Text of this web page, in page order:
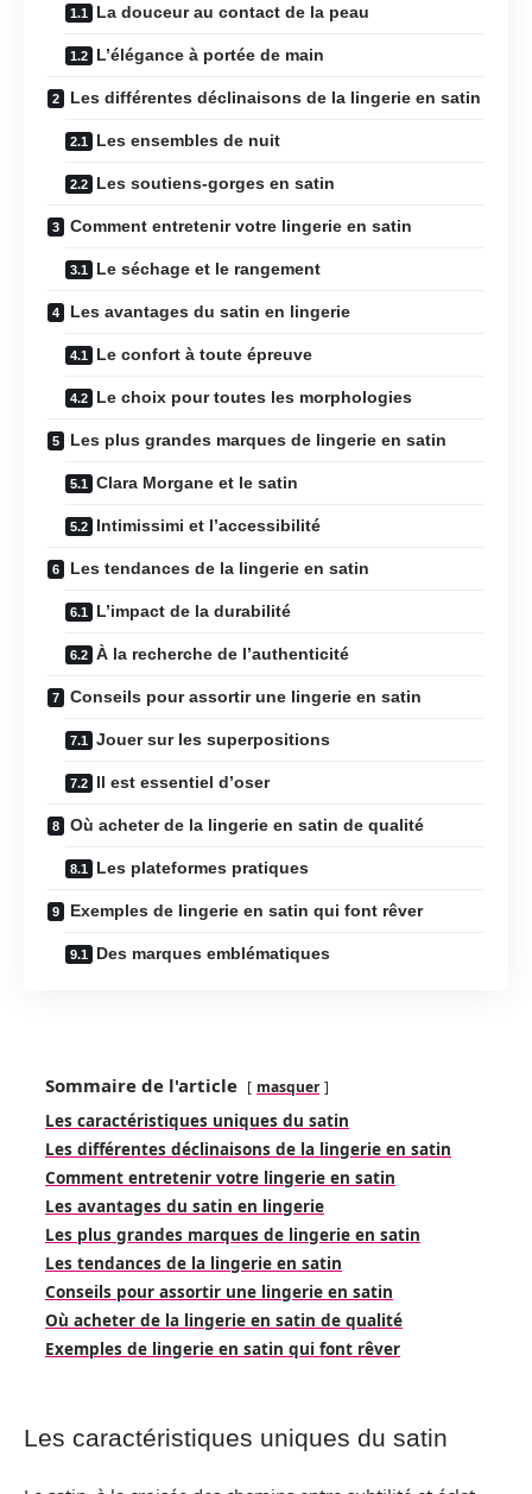
La douceur au contact de la peau
L’élégance à portée de main
Les différentes déclinaisons de la lingerie en satin
Les ensembles de nuit
Les soutiens-gorges en satin
Comment entretenir votre lingerie en satin
Le séchage et le rangement
Les avantages du satin en lingerie
Le confort à toute épreuve
Le choix pour toutes les morphologies
Les plus grandes marques de lingerie en satin
Clara Morgane et le satin
Intimissimi et l’accessibilité
Les tendances de la lingerie en satin
L’impact de la durabilité
À la recherche de l’authenticité
Conseils pour assortir une lingerie en satin
Jouer sur les superpositions
Il est essentiel d’oser
Où acheter de la lingerie en satin de qualité
Les plateformes pratiques
Exemples de lingerie en satin qui font rêver
Des marques emblématiques
Sommaire de l'article masquer
Les caractéristiques uniques du satin
Les différentes déclinaisons de la lingerie en satin
Comment entretenir votre lingerie en satin
Les avantages du satin en lingerie
Les plus grandes marques de lingerie en satin
Les tendances de la lingerie en satin
Conseils pour assortir une lingerie en satin
Où acheter de la lingerie en satin de qualité
Exemples de lingerie en satin qui font rêver
Les caractéristiques uniques du satin